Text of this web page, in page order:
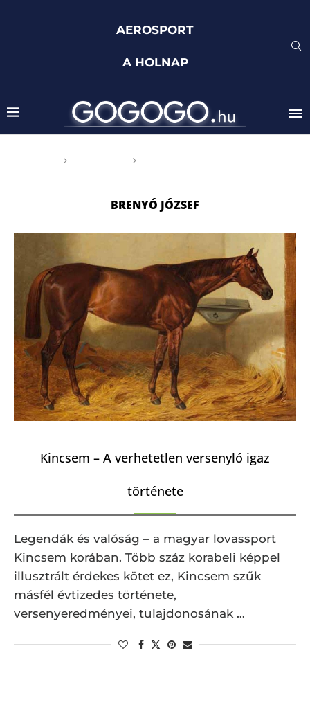
AEROSPORT
A HOLNAP
BRENYÓ JÓZSEF
Kincsem – A verhetetlen versenyló igaz
története
Legendák és valóság – a magyar lovassport
Kincsem korában. Több száz korabeli képpel
illusztrált érdekes kötet ez, Kincsem szűk
másfél évtizedes története,
versenyeredményei, tulajdonosának …